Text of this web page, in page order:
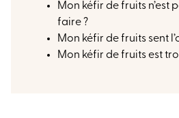
Mon kéfir de fruits n’est
faire ?
Mon kéfir de fruits sent
Mon kéfir de fruits est